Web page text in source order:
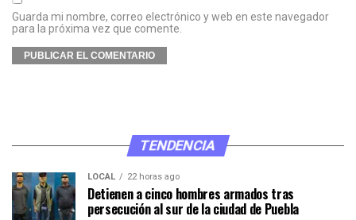
Guarda mi nombre, correo electrónico y web en este navegador
para la próxima vez que comente.
TENDENCIA
LOCAL 22 horas ago
Detienen a cinco hombres armados tras
persecución al sur de la ciudad de Puebla